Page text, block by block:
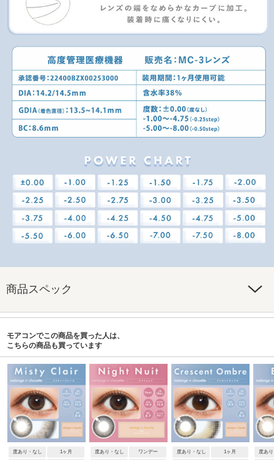
商品スペック
モアコンでこの商品を買った人は、
こちらの商品も買っています
度あり・なし 1ヶ月 度あり・なし ワンデー 度あり・なし 1ヶ月 度あ